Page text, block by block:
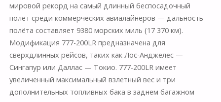
мировой рекорд на самый длинный беспосадочный
полёт среди коммерческих авиалайнеров — дальность
полёта составляет 9380 морских миль (17 370 км).
Модификация 777-200LR предназначена для
сверхдлинных рейсов, таких как Лос-Анджелес —
Сингапур или Даллас — Токио. 777-200LR имеет
увеличенный максимальный взлетный вес и три
дополнительных топливных бака в заднем багажном